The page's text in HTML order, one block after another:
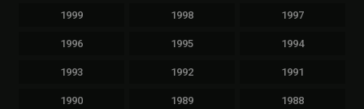
1999 1998 1997
1996 1995 1994
1993 1992 1991
1990 1989 1988